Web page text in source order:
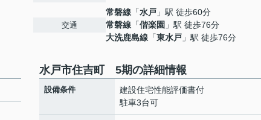
交通
常磐線 「水戸 」駅 徒歩60分
常磐線 「偕楽園 」駅 徒歩76分
大洗鹿島線 「東水戸 」駅 徒歩76分
水戸市住吉町 5期の詳細情報
設備条件
建設住宅性能評価書付
駐車3台可